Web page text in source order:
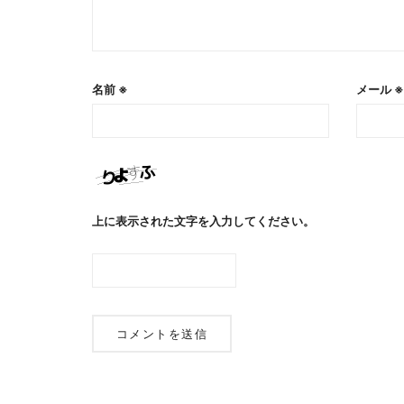
名前 ※ メール※
上に表示された文字を入力してください。